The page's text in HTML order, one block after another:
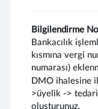
Bilgilendirme
Bankacılık
kısmına vergi
numarası)
DMO ihalesine
>üyelik ->
oluşturunuz.